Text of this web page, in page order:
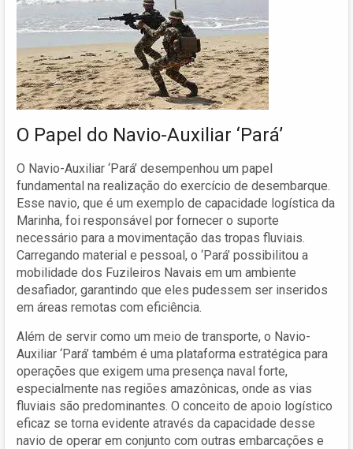
O Papel do Navio-Auxiliar ‘Pará’
O Navio-Auxiliar ‘Pará’ desempenhou um papel
fundamental na realização do exercício de desembarque.
Esse navio, que é um exemplo de capacidade logística da
Marinha, foi responsável por fornecer o suporte
necessário para a movimentação das tropas fluviais.
Carregando material e pessoal, o ‘Pará’ possibilitou a
mobilidade dos Fuzileiros Navais em um ambiente
desafiador, garantindo que eles pudessem ser inseridos
em áreas remotas com eficiência.
Além de servir como um meio de transporte, o Navio-
Auxiliar ‘Pará’ também é uma plataforma estratégica para
operações que exigem uma presença naval forte,
especialmente nas regiões amazônicas, onde as vias
fluviais são predominantes. O conceito de apoio logístico
eficaz se torna evidente através da capacidade desse
navio de operar em conjunto com outras embarcações e